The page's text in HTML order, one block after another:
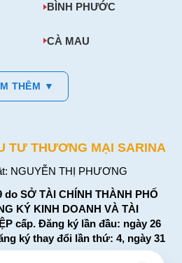
BÌNH PHƯỚC
CÀ MAU
THÊM ▼
TƯ THƯƠNG MẠI SARINA
NGUYỄN THỊ PHƯƠNG
do SỞ TÀI CHÍNH THÀNH PHỐ
KÝ KINH DOANH VÀ TÀI
cấp. Đăng ký lần đầu: ngày 26
ký thay đổi lần thứ: 4, ngày 31